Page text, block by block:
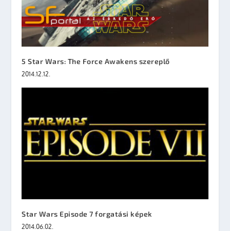
5 Star Wars: The Force Awakens szereplő
2014.12.12.
Star Wars Episode 7 forgatási képek
2014.06.02.